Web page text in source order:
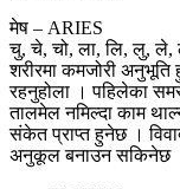
मेष – ARIES
चु, चे, चो, ला, लि, लु, ले,
शरीरमा कमजोरी अनुभूति
रहनुहोला । पहिलेका
तालमेल नमिल्दा काम
संकेत प्राप्त हुनेछ ।
अनुकूल बनाउन सकिनेछ